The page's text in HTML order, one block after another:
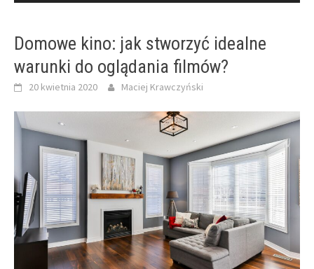
Domowe kino: jak stworzyć idealne
warunki do oglądania filmów?
20 kwietnia 2020 Maciej Krawczyński